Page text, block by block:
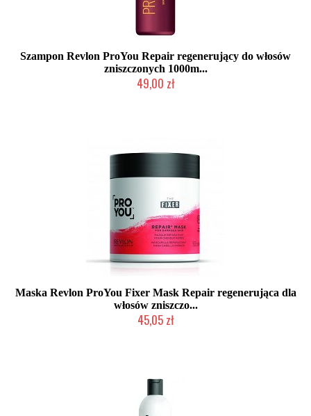
Szampon Revlon ProYou Repair regenerujący do włosów
zniszczonych 1000m...
49,00 zł
Maska Revlon ProYou Fixer Mask Repair regenerująca dla
włosów zniszczo...
45,05 zł